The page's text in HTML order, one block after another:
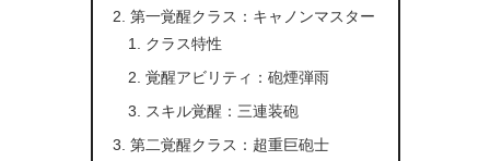
第一覚醒クラス：キャノンマスター
クラス特性
覚醒アビリティ：砲煙弾雨
スキル覚醒：三連装砲
第二覚醒クラス：超重巨砲士